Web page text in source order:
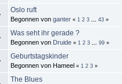
Oslo ruft
Begonnen vonganter « 1 2 3 ...43 »
Was seht ihr gerade ?
Begonnen von Druide « 1 2 3 ...99 »
Geburtstagskinder
Begonnen von Hameel« 1 2 3 »
The Blues